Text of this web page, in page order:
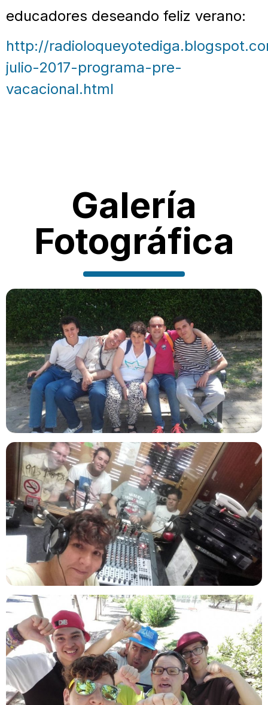
educadores deseando feliz verano:
http://
julio-2017-programa-pre-
vacacional.html
Galería
Fotográfica